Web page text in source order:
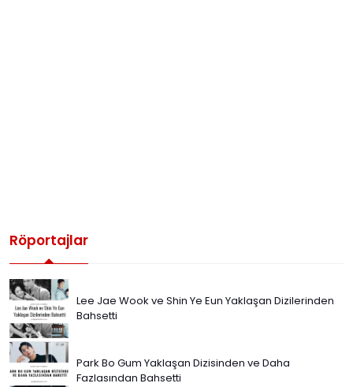
Röportajlar
Lee Jae Wook ve Shin Ye Eun Yaklaşan Dizilerinden
Bahsetti
Park Bo Gum Yaklaşan Dizisinden ve Daha
Fazlasından Bahsetti